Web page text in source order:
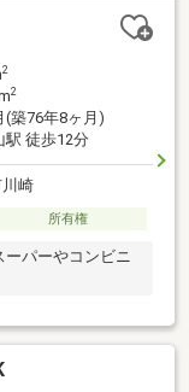
2
2
(築76年8ヶ月)
駅 徒歩12分
崎
所有権
パーやコンビニ